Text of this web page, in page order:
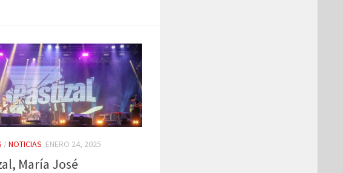
/NOTICIAS ENERO 24, 2025
María José